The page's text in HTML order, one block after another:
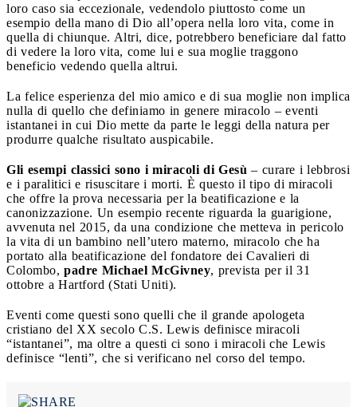
loro caso sia eccezionale, vedendolo piuttosto come un
esempio della mano di Dio all’opera nella loro vita, come in
quella di chiunque. Altri, dice, potrebbero beneficiare dal fatto
di vedere la loro vita, come lui e sua moglie traggono
beneficio vedendo quella altrui.
La felice esperienza del mio amico e di sua moglie non implica
nulla di quello che definiamo in genere miracolo – eventi
istantanei in cui Dio mette da parte le leggi della natura per
produrre qualche risultato auspicabile.
Gli esempi classici sono i miracoli di Gesù – curare i lebbrosi
e i paralitici e risuscitare i morti. È questo il tipo di miracoli
che offre la prova necessaria per la beatificazione e la
canonizzazione. Un esempio recente riguarda la guarigione,
avvenuta nel 2015, da una condizione che metteva in pericolo
la vita di un bambino nell’utero materno, miracolo che ha
portato alla beatificazione del fondatore dei Cavalieri di
Colombo, padre Michael McGivney, prevista per il 31
ottobre a Hartford (Stati Uniti).
Eventi come questi sono quelli che il grande apologeta
cristiano del XX secolo C.S. Lewis definisce miracoli
“istantanei”, ma oltre a questi ci sono i miracoli che Lewis
definisce “lenti”, che si verificano nel corso del tempo.